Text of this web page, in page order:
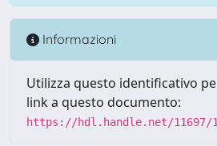
Informazioni
Utilizza questo identificativo
link a questo documento:
https://hdl.handle.net/11697/